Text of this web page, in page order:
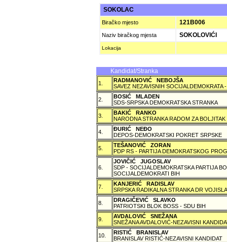
SOKOLAC
Biračko mjesto 121B006
Naziv biračkog mjesta SOKOLOVIĆI
Lokacija
Kandidat/Stranka
1.
RADMANOVIĆ NEBOJŠA
SAVEZ NEZAVISNIH SOCIJALDEMOKRATA
2.
BOSIĆ MLADEN
SDS-SRPSKA DEMOKRATSKA STRANKA
3.
BAKIĆ RANKO
NARODNA STRANKA RADOM ZA BOLJITAK
4.
ÐURIĆ NEÐO
DEPOS-DEMOKRATSKI POKRET SRPSKE
5.
TEŠANOVIĆ ZORAN
PDP RS - PARTIJA DEMOKRATSKOG
6.
JOVIČIĆ JUGOSLAV
SDP - SOCIJALDEMOKRATSKA PARTIJA
SOCIJALDEMOKRATI BIH
7.
KANJERIĆ RADISLAV
SRPSKA RADIKALNA STRANKA DR
8.
DRAGIČEVIĆ SLAVKO
PATRIOTSKI BLOK BOSS - SDU BIH
9.
AVDALOVIĆ SNEŽANA
SNEŽANA AVDALOVIĆ-NEZAVISNI
10.
RISTIĆ BRANISLAV
BRANISLAV RISTIĆ-NEZAVISNI KANDIDAT